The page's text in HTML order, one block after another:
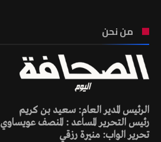
من نحن
الرئيس المدير العام: سعيد بن كريم
رئيس التحرير المساعد : المنصف عويساوي
تحرير الواب: منيرة رزقي